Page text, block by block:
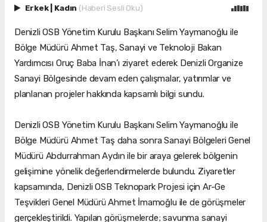
Erkek Kadın (Haberi Sesli Oku)
Denizli OSB Yönetim Kurulu Başkanı Selim Yaymanoğlu ile
Bölge Müdürü Ahmet Taş, Sanayi ve Teknoloji Bakan
Yardımcısı Oruç Baba İnan’ı ziyaret ederek Denizli Organize
Sanayi Bölgesinde devam eden çalışmalar, yatırımlar ve
planlanan projeler hakkında kapsamlı bilgi sundu.
Denizli OSB Yönetim Kurulu Başkanı Selim Yaymanoğlu ile
Bölge Müdürü Ahmet Taş daha sonra Sanayi Bölgeleri Genel
Müdürü Abdurrahman Aydın ile bir araya gelerek bölgenin
gelişimine yönelik değerlendirmelerde bulundu. Ziyaretler
kapsamında, Denizli OSB Teknopark Projesi için Ar-Ge
Teşvikleri Genel Müdürü Ahmet İmamoğlu ile de görüşmeler
gerçekleştirildi. Yapılan görüşmelerde; savunma sanayi